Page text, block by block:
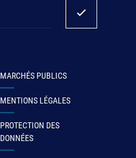
MARCHÉS PUBLICS
MENTIONS LÉGALES
PROTECTION DES
DONNÉES